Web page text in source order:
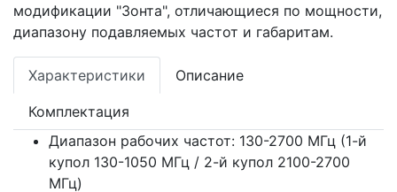
модификации "Зонта", отличающиеся по мощности,
диапазону подавляемых частот и габаритам.
Характеристики Описание
Комплектация
Диапазон рабочих частот: 130-2700 МГц (1-й
купол 130-1050 МГц / 2-й купол 2100-2700
МГц)